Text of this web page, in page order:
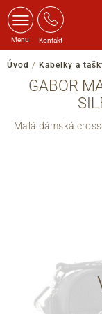
Menu Kontakt
Úvod / Kabelky a
GABOR
Malá dámská